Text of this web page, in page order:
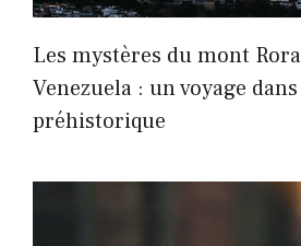
Les mystères du mont
Venezuela : un voyage
préhistorique